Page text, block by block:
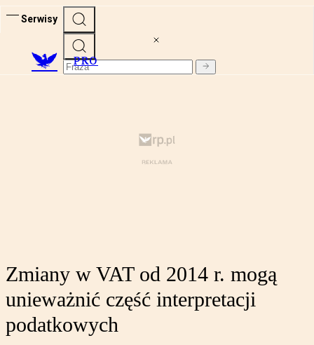
Serwisy
PRO
Zmiany w VAT od 2014 r. mogą
unieważnić część interpretacji
podatkowych